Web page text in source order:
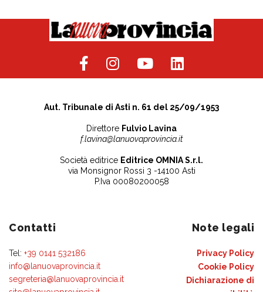
Aut. Tribunale di Asti n. 61 del 25/09/1953
Direttore Fulvio Lavina
f.lavina@lanuovaprovincia.it
Società editrice Editrice OMNIA S.r.l.
via Monsignor Rossi 3 -14100 Asti
P.Iva 00080200058
Contatti
Tel: +39 0141 532186
info@lanuovaprovincia.it
segreteria@lanuovaprovincia.it
Note legali
Privacy Policy
Cookie Policy
Dichiarazione di